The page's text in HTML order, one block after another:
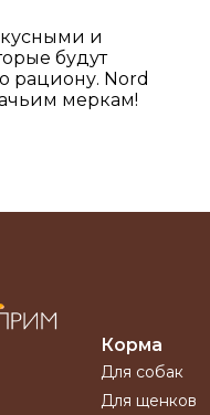
и
будут
рациону. Nord
меркам!
Корма
Для собак
Для щенков